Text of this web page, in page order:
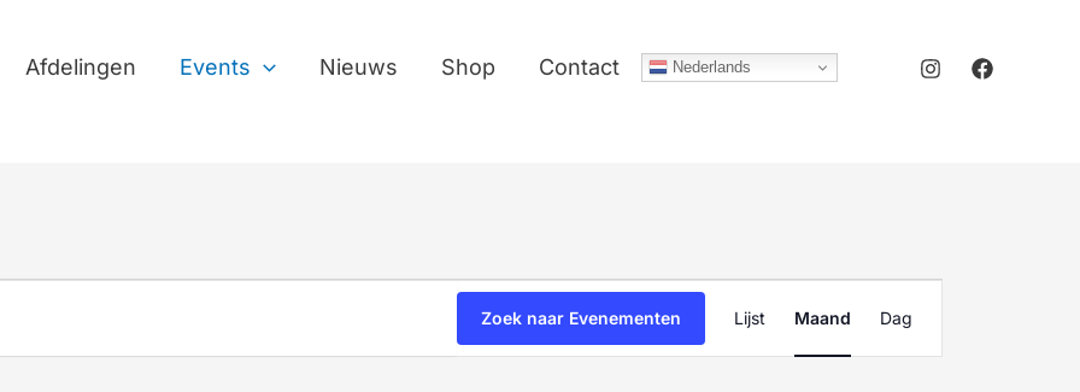
Afdelingen Events Nieuws Shop Contact Nederlands
Zoek naar Evenementen
weergaven
Lijst Maand Dag